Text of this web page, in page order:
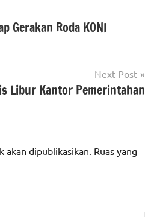
Gerakan Roda KONI
Next Post
Libur Kantor Pemerintahan
akan dipublikasikan. Ruas yang